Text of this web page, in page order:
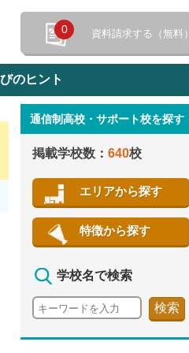
0 資料請求する（無料）
のヒント
通信制高校・サポート校を探す
掲載学校数： 640校
エリアから探す
特徴から探す
学校名で検索